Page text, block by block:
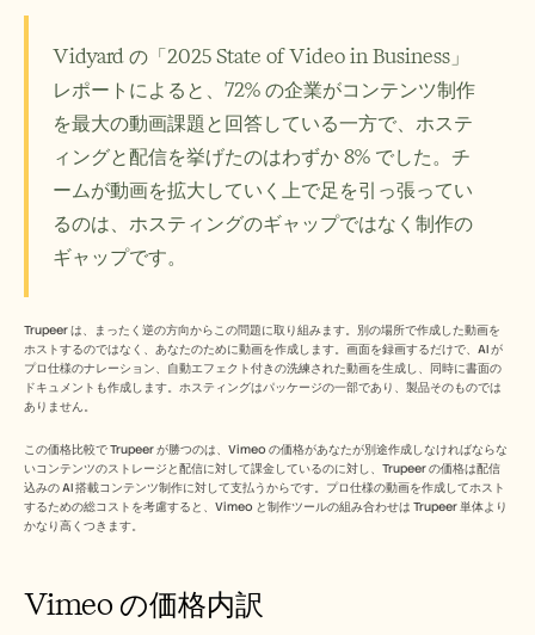
Vidyard の「2025 State of Video in Business」
レポートによると、72% の企業がコンテンツ制作
を最大の動画課題と回答している一方で、ホステ
ィングと配信を挙げたのはわずか 8% でした。チ
ームが動画を拡大していく上で足を引っ張ってい
るのは、ホスティングのギャップではなく制作の
ギャップです。
Trupeer は、まったく逆の方向からこの問題に取り組みます。別の場所で作成した動画を
ホストするのではなく、あなたのために動画を作成します。画面を録画するだけで、AI が
プロ仕様のナレーション、自動エフェクト付きの洗練された動画を生成し、同時に書面の
ドキュメントも作成します。ホスティングはパッケージの一部であり、製品そのものでは
ありません。
この価格比較で Trupeer が勝つのは、Vimeo の価格があなたが別途作成しなければならな
いコンテンツのストレージと配信に対して課金しているのに対し、Trupeer の価格は配信
込みの AI 搭載コンテンツ制作に対して支払うからです。プロ仕様の動画を作成してホスト
するための総コストを考慮すると、Vimeo と制作ツールの組み合わせは Trupeer 単体より
かなり高くつきます。
Vimeo の価格内訳
料金
採用情報
セールスイネーブルメント
プロダクトマーケティング
カスタマーサクセス
トレーニング
See more
デモを予約する